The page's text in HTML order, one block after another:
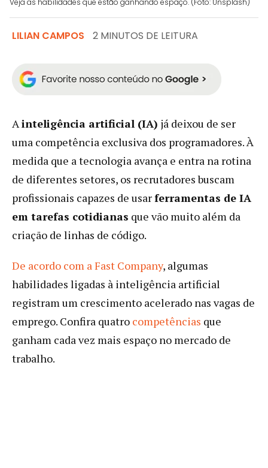
Veja as habilidades que estão ganhando espaço. (Foto: Unsplash)
LILIAN CAMPOS 2 MINUTOS DE LEITURA
Ainteligência artificial (IA) já deixou de ser
uma competência exclusiva dos programadores. À
medida que a tecnologia avança e entra na rotina
de diferentes setores, os recrutadores buscam
profissionais capazes de usarferramentas de IA
em tarefas cotidianas que vão muito além da
criação de linhas de código.
De acordo com a Fast Company, algumas
habilidades ligadas à inteligência artificial
registram um crescimento acelerado nas vagas de
emprego. Confira quatro competências que
ganham cada vez mais espaço no mercado de
trabalho.